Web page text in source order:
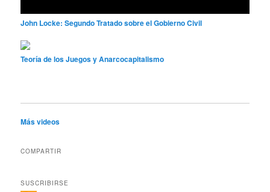
John Locke: Segundo Tratado sobre el Gobierno Civil
Teoría de los Juegos y Anarcocapitalismo
Más videos
COMPARTIR
SUSCRIBIRSE